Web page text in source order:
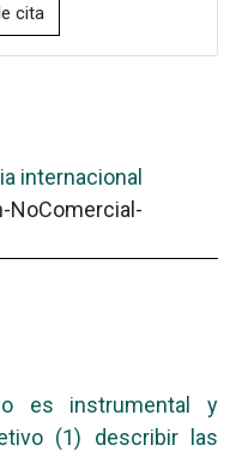
cita
internacional
NoComercial-
es instrumental y
(1) describir las